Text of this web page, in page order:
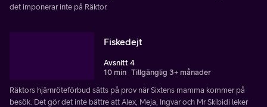
det imponerar inte på Räktor.
Fiskedejt
Avsnitt 4
10 min Tillgänglig 3+ månader
Räktors hjärnröteförbud sätts på prov när Sixtens mamma kommer på
besök. Det gör det inte bättre att Alex, Meja, Ingvar och Mr Skibidi leker